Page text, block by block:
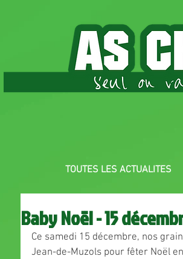
TOUTES LES ACTUALITES
Baby Noël - 15
Ce samedi 15 décembre, nos
Jean-de-Muzols pour fêter Noël